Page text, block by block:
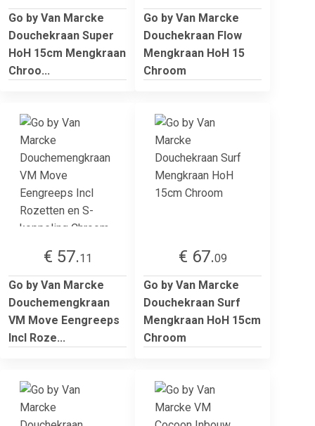
Go by Van Marcke
Douchekraan Super
HoH 15cm Mengkraan
Chroo...
Go by Van Marcke
Douchekraan Flow
Mengkraan HoH 15
Chroom
€ 57.11
Go by Van Marcke
Douchemengkraan
VM Move Eengreeps
Incl Roze...
€ 67.09
Go by Van Marcke
Douchekraan Surf
Mengkraan HoH 15cm
Chroom